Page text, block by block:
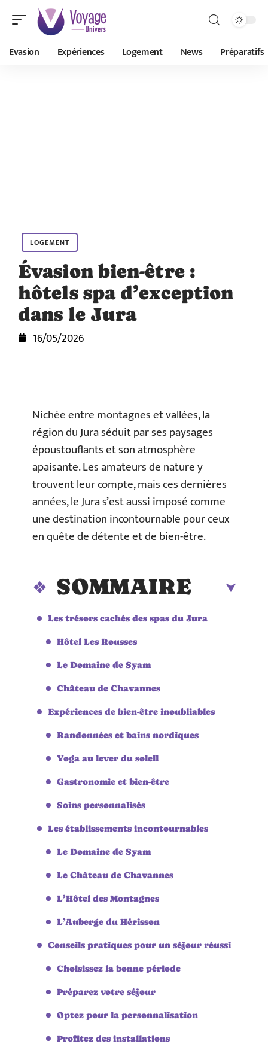
Evasion Expériences Logement News Préparatifs
LOGEMENT
Évasion bien-être :
hôtels spa d’exception
dans le Jura
16/05/2026
Nichée entre montagnes et vallées, la
région du Jura séduit par ses paysages
époustouflants et son atmosphère
apaisante. Les amateurs de nature y
trouvent leur compte, mais ces dernières
années, le Jura s’est aussi imposé comme
une destination incontournable pour ceux
en quête de détente et de bien-être.
SOMMAIRE
Les trésors cachés des spas du Jura
Hôtel Les Rousses
Le Domaine de Syam
Château de Chavannes
Expériences de bien-être inoubliables
Randonnées et bains nordiques
Yoga au lever du soleil
Gastronomie et bien-être
Soins personnalisés
Les établissements incontournables
Le Domaine de Syam
Le Château de Chavannes
L’Hôtel des Montagnes
L’Auberge du Hérisson
Conseils pratiques pour un séjour réussi
Choisissez la bonne période
Préparez votre séjour
Optez pour la personnalisation
Profitez des installations